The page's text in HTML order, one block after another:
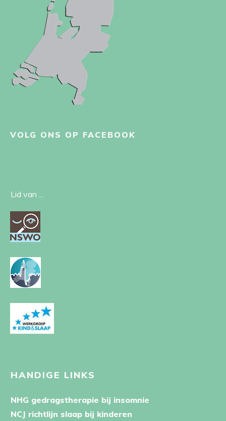
VOLG ONS OP FACEBOOK
Lid van ...
HANDIGE LINKS
NHG gedragstherapie bij insomnie
NCJ richtlijn slaap bij kinderen